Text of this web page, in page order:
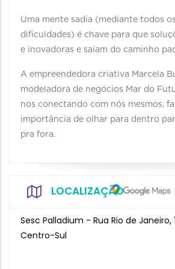
Uma mente sadia (mediante todos
dificuldades) é chave para que
e inovadoras e saiam do caminho
A empreendedora criativa Marcela
modeladora de negócios Mar do
nos conectando com nós mesmos,
importância de olhar para dentro
pra fora.
LOCALIZAÇÃO
Sesc Palladium - Rua Rio de
Centro-Sul